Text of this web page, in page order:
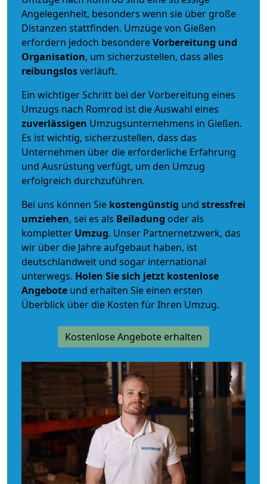
Angelegenheit, besonders wenn sie über große
Distanzen stattfinden. Umzüge von Gießen
erfordern jedoch besondereVorbereitung und
Organisation, um sicherzustellen, dass alles
reibungslosverläuft.
Ein wichtiger Schritt bei der Vorbereitung eines
Umzugs nach Romrod ist die Auswahl eines
zuverlässigen Umzugsunternehmens in Gießen.
Es ist wichtig, sicherzustellen, dass das
Unternehmen über die erforderliche Erfahrung
und Ausrüstung verfügt, um den Umzug
erfolgreich durchzuführen.
Bei uns können Sie kostengünstig und stressfrei
umziehen, sei es als Beiladung oder als
kompletter Umzug. Unser Partnernetzwerk, das
wir über die Jahre aufgebaut haben, ist
deutschlandweit und sogar international
unterwegs. Holen Sie sich jetzt kostenlose
Angebote und erhalten Sie einen ersten
Überblick über die Kosten für Ihren Umzug.
Kostenlose Angebote erhalten